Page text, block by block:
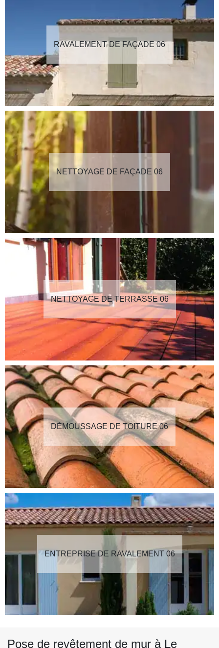
RAVALEMENT DE FAÇADE 06
NETTOYAGE DE FAÇADE 06
NETTOYAGE DE TERRASSE 06
DÉMOUSSAGE DE TOITURE 06
ENTREPRISE DE RAVALEMENT 06
Pose de revêtement de mur à Le